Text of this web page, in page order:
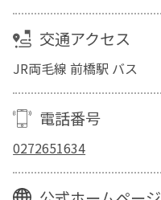
交通アクセス
JR両毛線 前橋駅 バス
電話番号
0272651634